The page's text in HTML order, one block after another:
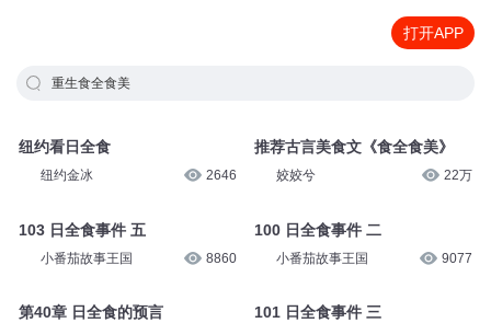
打开APP
重生食全食美
纽约看日全食
纽约金冰 2646
103 日全食事件 五
小番茄故事王国 8860
第40章 日全食的预言
推荐古言美食文《食全食美》
姣姣兮 22万
100 日全食事件 二
小番茄故事王国 9077
101 日全食事件 三